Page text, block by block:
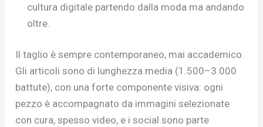
cultura digitale partendo dalla moda ma andando
oltre.
Il taglio è sempre contemporaneo, mai accademico.
Gli articoli sono di lunghezza media (1.500–3.000
battute), con una forte componente visiva: ogni
pezzo è accompagnato da immagini selezionate
con cura, spesso video, e i social sono parte